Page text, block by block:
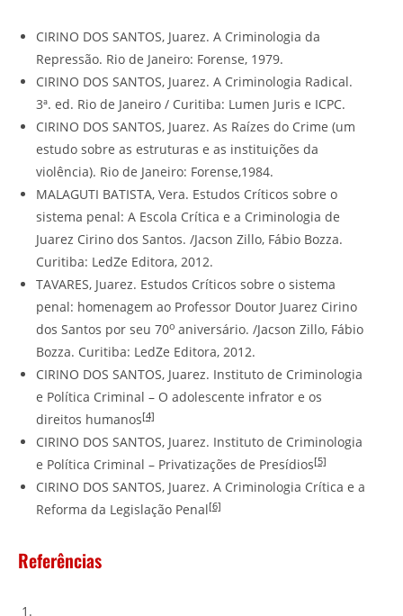
CIRINO DOS SANTOS, Juarez. A Criminologia da
Repressão. Rio de Janeiro: Forense, 1979.
CIRINO DOS SANTOS, Juarez. A Criminologia Radical.
3ª. ed. Rio de Janeiro / Curitiba: Lumen Juris e ICPC.
CIRINO DOS SANTOS, Juarez. As Raízes do Crime (um
estudo sobre as estruturas e as instituições da
violência). Rio de Janeiro: Forense,1984.
MALAGUTI BATISTA, Vera. Estudos Críticos sobre o
sistema penal: A Escola Crítica e a Criminologia de
Juarez Cirino dos Santos. /Jacson Zillo, Fábio Bozza.
Curitiba: LedZe Editora, 2012.
TAVARES, Juarez. Estudos Críticos sobre o sistema
penal: homenagem ao Professor Doutor Juarez Cirino
dos Santos por seu 70o aniversário. /Jacson Zillo, Fábio
Bozza. Curitiba: LedZe Editora, 2012.
CIRINO DOS SANTOS, Juarez. Instituto de Criminologia
e Política Criminal – O adolescente infrator e os
direitos humanos[4]
CIRINO DOS SANTOS, Juarez. Instituto de Criminologia
e Política Criminal – Privatizações de Presídios[5]
CIRINO DOS SANTOS, Juarez. A Criminologia Crítica e a
Reforma da Legislação Penal[6]
Referências